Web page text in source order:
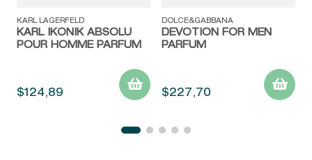
KARL LAGERFELD
KARL IKONIK ABSOLU
POUR HOMME PARFUM
$124,89
DOLCE&GABBANA
DEVOTION FOR MEN
PARFUM
$227 , 70